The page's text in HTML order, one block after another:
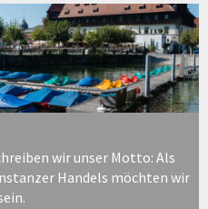
wir unser Motto: Als
Handels möchten wir